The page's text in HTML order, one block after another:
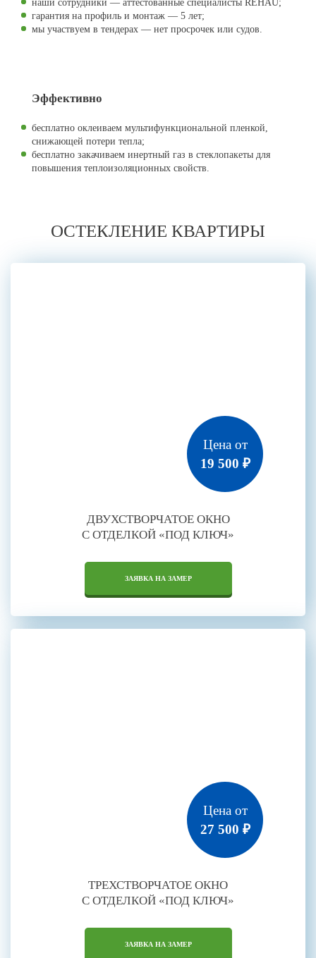
наши сотрудники — аттестованные специалисты REHAU;
гарантия на профиль и монтаж — 5 лет;
мы участвуем в тендерах — нет просрочек или судов.
Эффективно
бесплатно оклеиваем мультифункциональной пленкой,
снижающей потери тепла;
бесплатно закачиваем инертный газ в стеклопакеты для
повышения теплоизоляционных свойств.
ОСТЕКЛЕНИЕ КВАРТИРЫ
Цена от
19 500 ₽
ДВУХСТВОРЧАТОЕ ОКНО
С ОТДЕЛКОЙ «ПОД КЛЮЧ»
ЗАЯВКА НА ЗАМЕР
Цена от
27 500 ₽
ТРЕХСТВОРЧАТОЕ ОКНО
С ОТДЕЛКОЙ «ПОД КЛЮЧ»
ЗАЯВКА НА ЗАМЕР